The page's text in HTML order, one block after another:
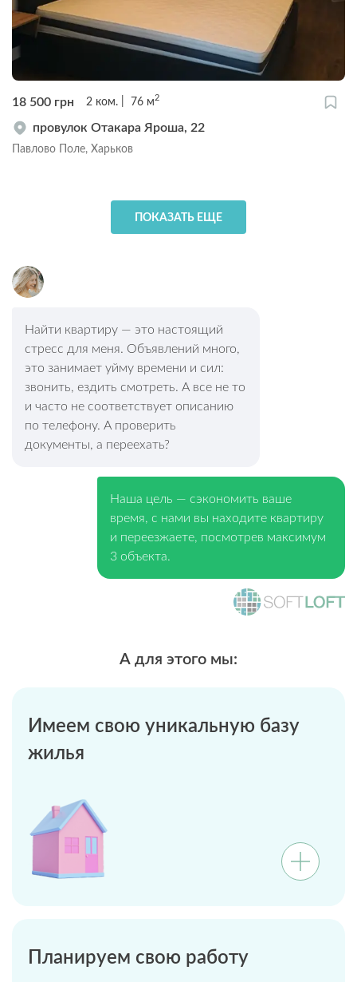
18 500 грн 2 ком. 76 м2
провулок Отакара Яроша, 22
Павлово Поле, Харьков
ПОКАЗАТЬ ЕЩЕ
Найти квартиру — это настоящий
стресс для меня. Объявлений много,
это занимает уйму времени и сил:
звонить, ездить смотреть. А все не то
и часто не соответствует описанию
по телефону. А проверить
документы, а переехать?
Наша цель — сэкономить ваше
время, с нами вы находите квартиру
и переезжаете, посмотрев максимум
3 объекта.
А для этого мы:
Имеем свою уникальную базу
жилья
Планируем свою работу